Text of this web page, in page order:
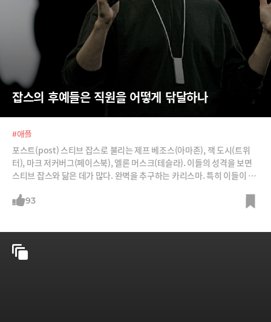
잡스의 후예들은 직원을 어떻게 닦달하나
#애플
포스트(post) 스티브 잡스로 불리는 제프 베조스(아마존), 잭 도시(트위
터), 마크 저커버그(페이스북), 엘론 머스크(테슬라). 이들의 성격을 보면
스티브 잡스와 닮은 데가 많다. 완벽을 추구하는 카리스마. 특히 이들이 직
터, Lets cc
93